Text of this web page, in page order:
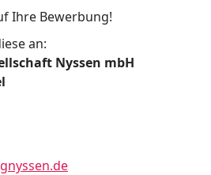
Ihre Bewerbung!
an:
Nyssen mbH